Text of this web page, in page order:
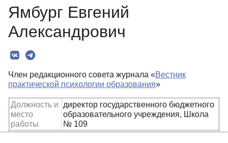
ПОДАТЬ РУКОПИСЬ
КЛЮЧЕВЫЕ СЛОВА
Ямбург Евгений
Александрович
Член редакционного совета журнала «Вестник
практической психологии образования»
Должность и
место
работы
директор государственного бюджетного
образовательного учреждения, Школа
№ 109